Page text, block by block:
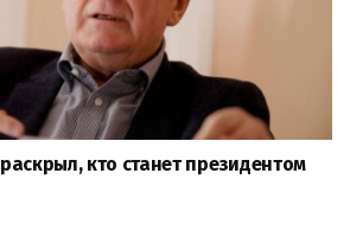
кто станет президентом